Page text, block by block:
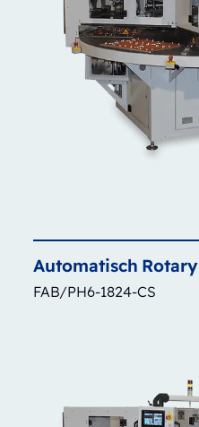
Automatisch Rotary
FAB/PH6-1824-CS